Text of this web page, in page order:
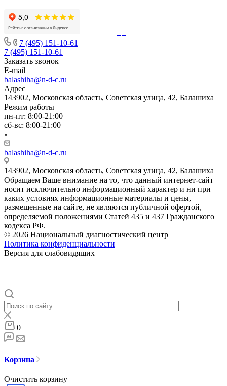
7 (495) 151-10-61
7 (495) 151-10-61
Заказать звонок
E-mail
balashiha@n-d-c.ru
Адрес
143902, Московская область, Советская улица, 42, Балашиха
Режим работы
пн-пт: 8:00-21:00
сб-вс: 8:00-21:00
balashiha@n-d-c.ru
143902, Московская область, Советская улица, 42, Балашиха
Обращаем Ваше внимание на то, что данный интернет-сайт
носит исключительно информационный характер и ни при
каких условиях информационные материалы и цены,
размещенные на сайте, не являются публичной офертой,
определяемой положениями Статей 435 и 437 Гражданского
кодекса РФ.
© 2026 Национальный диагностический центр
Политика конфиденциальности
Версия для слабовидящих
0
Корзина
Очистить корзину